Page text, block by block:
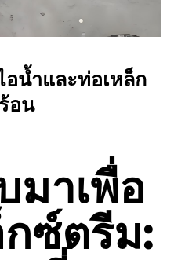
อน้ำและท่อเหล็ก
อน
มาเพื่อ
ซ์ตรีม: